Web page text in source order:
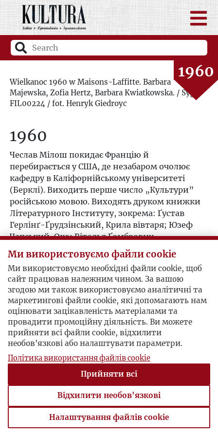
1958
1959
1960
1961
1964
1965
1966
1968
1970
1971
1972
Wielkanoc 1960 w Maisons-Laffitte. Barbara
Majewska, Zofia Hertz, Barbara Kwiatkowska. / Sygn.
FIL00224 / fot. Henryk Giedroyc
1960
Чеслав Мілош покидає Францію й
перебирається у США, де незабаром очолює
кафедру в Каліфорнійському університеті
(Берклі). Виходить перше число „Культури”
російською мовою. Виходять друком книжки
Літературного Інституту, зокрема: Ґустав
Герлінґ-Ґрудзінський, Крила вівтаря; Юзеф
Чапський, Око; Вітольд Ґомбрович,
Порнографія; Лео Ліпський, Пйотрусь; Олдос
Гакслі, Прекрасний новий світ.
ПОЛЬЩА
Боротьба за хрест у Новій Гуті.
СВІТ
Совєтські винищувачі збивають
американський шпигунський літак U2; його
пілот потрапляє у полон.
Ми використовуємо файли cookie
Ми використовуємо необхідні файли cookie, щоб
сайт працював належним чином. За вашою
згодою ми також використовуємо аналітичні та
маркетингові файли cookie, які допомагають нам
оцінювати зацікавленість матеріалами та
провадити промоційну діяльність. Ви можете
прийняти всі файли cookie, відхилити
необов'язкові або налаштувати параметри.
Політика використання файлів cookie
Прийняти всі
Відхилити необов'язкові
Налаштування файлів cookie
Налаштування файлів cookie